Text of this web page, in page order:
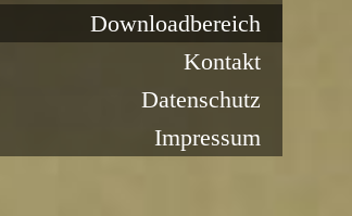
Downloadbereich
Kontakt
Datenschutz
Impressum